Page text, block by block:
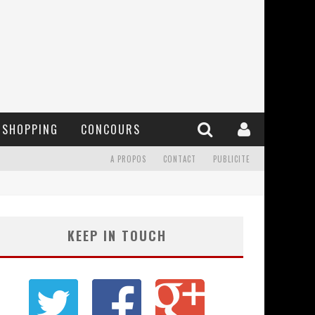
SHOPPING CONCOURS
A PROPOS CONTACT PUBLICITE
KEEP IN TOUCH